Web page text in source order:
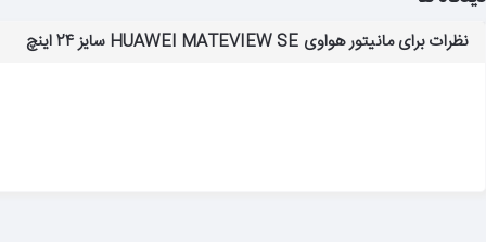
نظرات برای مانیتور هواوی HUAWEI MATEVIEW SE سایز 24 اینچ